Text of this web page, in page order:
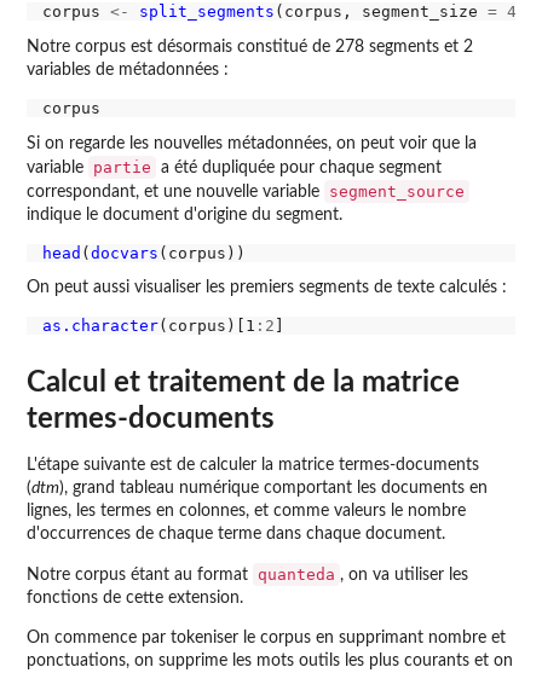
corpus <- split_segments (corpus, segment_size = 40
Notre corpus est désormais constitué de 278 segments et 2
variables de métadonnées :
Si on regarde les nouvelles métadonnées, on peut voir que la
variable
partie
a été dupliquée pour chaque segment
correspondant, et une nouvelle variable
segment_source
indique le document d'origine du segment.
head (docvars
On peut aussi visualiser les premiers segments de texte calculés :
as.character(corpus)[1 :2
Calcul et traitement de la matrice
termes-documents
L'étape suivante est de calculer la matrice termes-documents
(dtm), grand tableau numérique comportant les documents en
lignes, les termes en colonnes, et comme valeurs le nombre
d'occurrences de chaque terme dans chaque document.
Notre corpus étant au format quanteda , on va utiliser les
fonctions de cette extension.
On commence par tokeniser le corpus en supprimant nombre et
ponctuations, on supprime les mots outils les plus courants et on